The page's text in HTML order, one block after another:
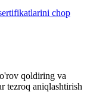
chop
qoldiring va
tezroq aniqlashtirish